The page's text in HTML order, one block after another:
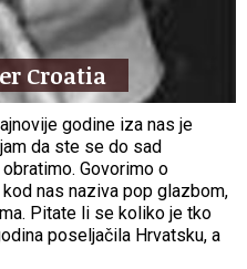
Croatia
godine iza nas je
da ste se do sad
Govorimo o
nas naziva pop glazbom,
Pitate li se koliko je tko
poseljačila Hrvatsku, a